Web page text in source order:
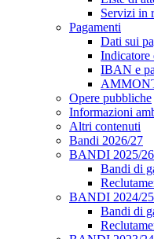
Servizi in
Pagamenti
Dati sui
Indicatore
IBAN e
Opere pubbliche
Informazioni
Altri contenuti
Bandi 2026/27
BANDI 2025/26
Bandi di
BANDI 2024/25
Bandi di